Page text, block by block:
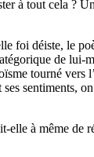
à tout cela ?
foi déiste, le
de lui-
tourné vers
sentiments,
elle à même de